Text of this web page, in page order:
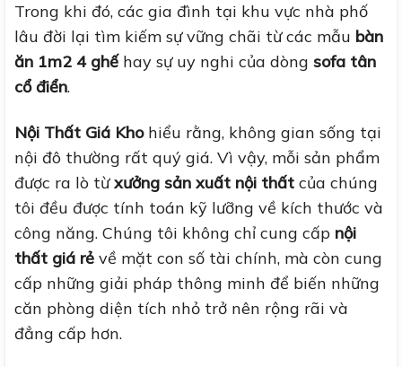
Trong khi đó, các gia đình tại khu vực nhà phố
lâu đời lại tìm kiếm sự vững chãi từ các mẫu bàn
ăn 1m2 4 ghế hay sự uy nghi của dòng sofa tân
cổ điển.
Nội Thất Giá Khohiểu rằng, không gian sống tại
nội đô thường rất quý giá. Vì vậy, mỗi sản phẩm
được ra lò từxưởng sản xuất nội thất của chúng
tôi đều được tính toán kỹ lưỡng về kích thước và
công năng. Chúng tôi không chỉ cung cấp nội
thất giá rẻ về mặt con số tài chính, mà còn cung
cấp những giải pháp thông minh để biến những
căn phòng diện tích nhỏ trở nên rộng rãi và
đẳng cấp hơn.